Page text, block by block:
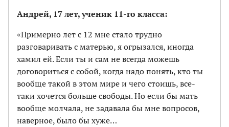
Андрей, 17 лет, ученик 11-го класса:
«Примерно лет с 12 мне стало трудно
разговаривать с матерью, я огрызался, иногда
хамил ей. Если ты и сам не всегда можешь
договориться с собой, когда надо понять, кто ты
вообще такой в этом мире и чего стоишь, все-
таки хочется больше свободы. Но если бы мать
вообще молчала, не задавала бы мне вопросов,
наверное, было бы хуже…